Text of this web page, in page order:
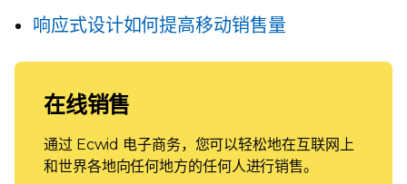
响应式设计如何提高移动销售量
在线销售
通过 Ecwid 电子商务，您可以轻松地在互联网上
和世界各地向任何地方的任何人进行销售。